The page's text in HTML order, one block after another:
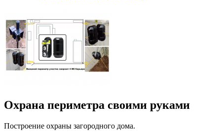
Охрана периметра своими руками
Построение охраны загородного дома.